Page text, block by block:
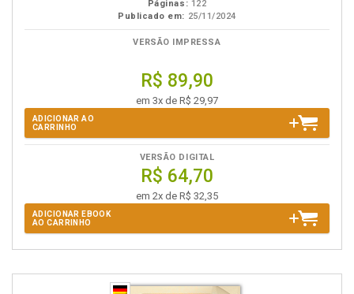
Páginas: 122
Publicado em: 25/11/2024
VERSÃO IMPRESSA
R$ 89,90
em 3x de R$ 29,97
ADICIONAR AO
CARRINHO
VERSÃO DIGITAL
R$ 64,70
em 2x de R$ 32,35
ADICIONAR EBOOK
AO CARRINHO